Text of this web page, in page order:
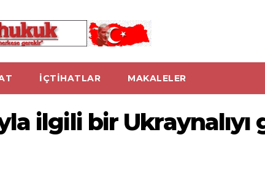
İÇTİHATLAR MAKALELER
ilgili bir Ukraynalıyı